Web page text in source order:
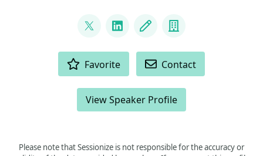
@toto_san1
LinkedInBlog Company
Favorite Contact
View Speaker Profile
Please note that Sessionize is not responsible for the accuracy or